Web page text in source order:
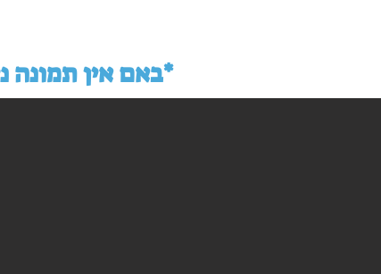
באם אין תמונה ניתן לראות במפה למטה*